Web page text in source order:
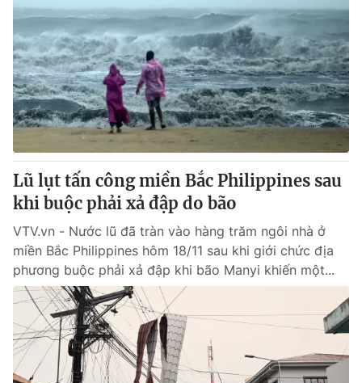
Theo dõi báo trên
Cơ quan chủ quản:Đài Truyền hình Việt Nam
Cơ quan báo chí:Thời báo VTV
Giấy phép hoạt động báo in và báo điện tử số 483/GP-BTTTT
cấp ngày 29/12/2023
Tổng Biên tập:Vũ Thanh Thủy
Phó Tổng Biên tập:Nguyễn Thị Mỹ Hạnh, Phạm Quốc Thắng,
Nguyễn Trọng Ninh
024.38 355 931 - 024.38 355 932
Ðiện thoại Thời báo VTV:024.66 897 897
Email:toasoan@vtv.vn
Liên hệ quảng cáo:024-7300.7108
Lũ lụt tấn công miền Bắc Philippines sau
khi buộc phải xả đập do bão
VTV.vn - Nước lũ đã tràn vào hàng trăm ngôi nhà ở
miền Bắc Philippines hôm 18/11 sau khi giới chức địa
phương buộc phải xả đập khi bão Manyi khiến một...